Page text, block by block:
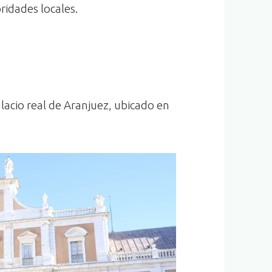
locales.
real de Aranjuez, ubicado en